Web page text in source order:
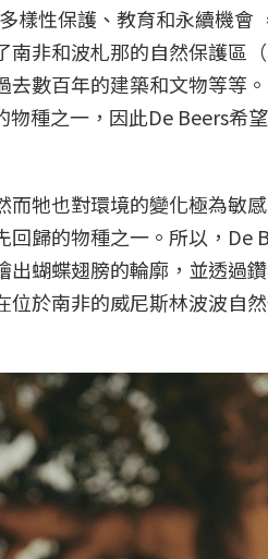
樣性保護、教育和永續機會
非和波札那的自然保護區
數百年的建築和文物等等
種之一，因此De Beers希
牠也對環境的變化極為敏
歸的物種之一。所以，De
蝴蝶翅膀的輪廓，並透過
於南非的威尼斯林波波自